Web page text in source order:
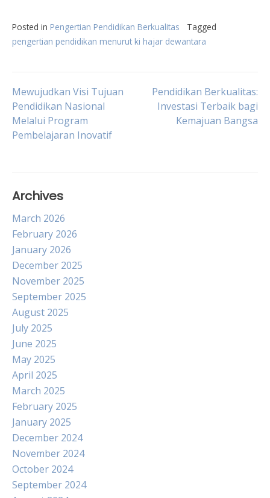
Posted in Pengertian Pendidikan Berkualitas
Tagged
pengertian pendidikan menurut ki hajar dewantara
Post
navigation
Mewujudkan Visi Tujuan
Pendidikan Nasional
Melalui Program
Pembelajaran Inovatif
Pendidikan Berkualitas:
Investasi Terbaik bagi
Kemajuan Bangsa
Archives
March 2026
February 2026
January 2026
December 2025
November 2025
September 2025
August 2025
July 2025
June 2025
May 2025
April 2025
March 2025
February 2025
January 2025
December 2024
November 2024
October 2024
September 2024